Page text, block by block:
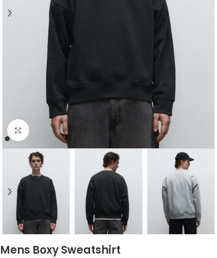
Click to enlarge
Mens Boxy Sweatshirt